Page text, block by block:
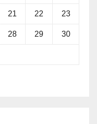
21 22 23
28 29 30